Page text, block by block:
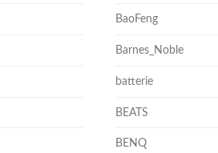
BaoFeng
Barnes_Noble
batterie
BEATS
BENQ